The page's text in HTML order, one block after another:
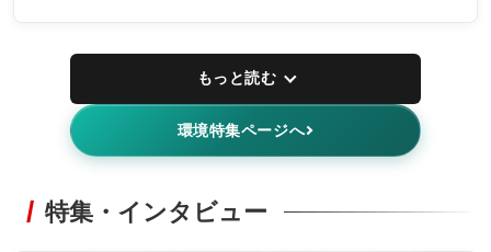
もっと読む
環境特集ページへ
特集・インタビュー